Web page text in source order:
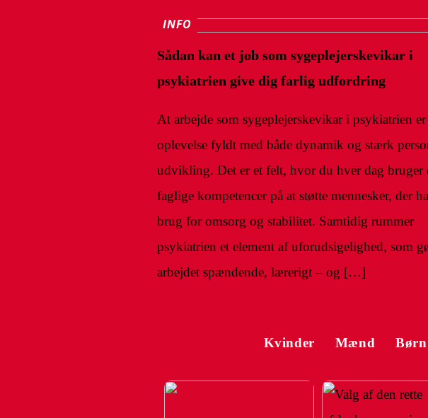
INFO
Sådan kan et job som sygeplejerskevikar i
psykiatrien give dig farlig udfordring
At arbejde som sygeplejerskevikar i psykiatrien er
oplevelse fyldt med både dynamik og stærk
udvikling. Det er et felt, hvor du hver dag bruger
faglige kompetencer på at støtte mennesker, der
brug for omsorg og stabilitet. Samtidig rummer
psykiatrien et element af uforudsigelighed, som
arbejdet spændende, lærerigt – og […]
Kvinder Mænd Børn